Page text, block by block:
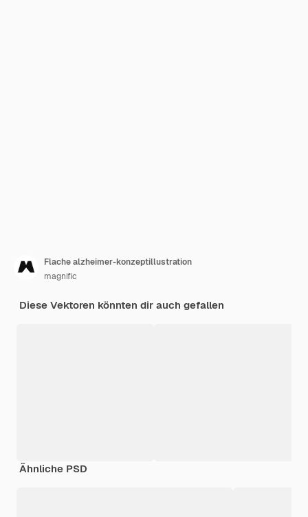
Flache alzheimer-konzeptillustration
magnific
Diese Vektoren könnten dir auch gefallen
Ähnliche PSD